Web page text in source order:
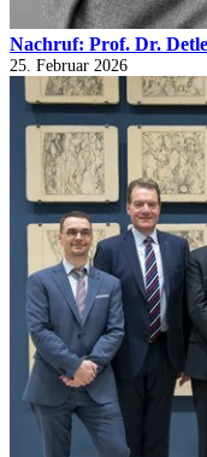
Nachruf: Prof. Dr.
25. Februar 2026